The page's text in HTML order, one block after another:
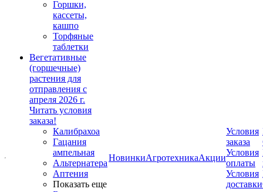
Горшки,
кассеты,
кашпо
Торфяные
таблетки
Вегетативные
(горшечные)
растения для
отправления с
апреля 2026 г.
Читать условия
заказа!
Калибрахоа
Гацания
ампельная
Альтернатера
Аптения
Показать еще
НовинкиАгротехникаАкции
Условия
заказа
Условия
оплаты
Условия
доставки